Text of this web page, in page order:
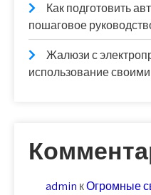
Как подготовить
пошаговое
Жалюзи с
использование
admin кОгромные